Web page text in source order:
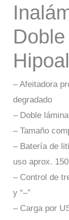
– Afeitadora
degradado
– Doble
– Tamaño
– Batería de
uso aprox.
– Control de
y “–”
– Carga por